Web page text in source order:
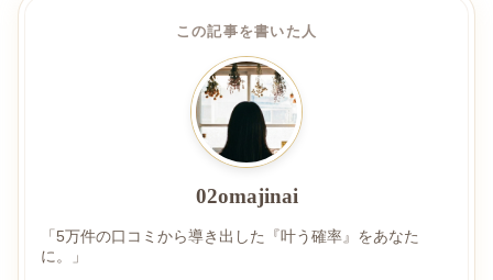
この記事を書いた人
02omajinai
「5万件の口コミから導き出した『叶う確率』をあなた
に。」